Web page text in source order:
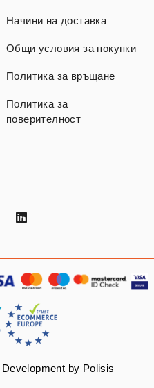
Начини на доставка
Общи условия за покупки
Политика за връщане
Политика за
поверителност
by Polisis